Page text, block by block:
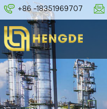
+86 -18351969707